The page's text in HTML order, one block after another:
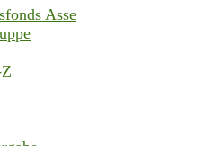
Asse